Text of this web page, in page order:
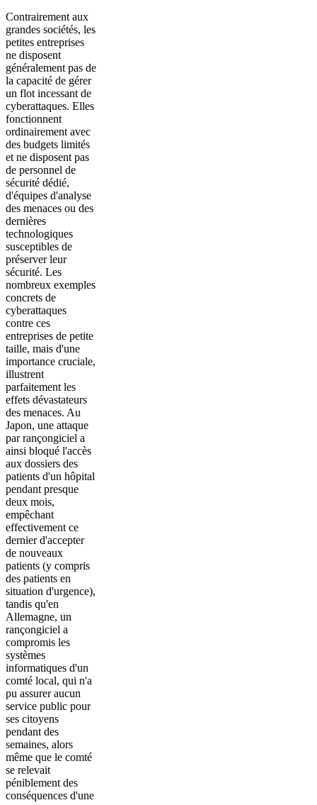
Contrairement aux
grandes sociétés, les
petites entreprises
ne disposent
généralement pas de
la capacité de gérer
un flot incessant de
cyberattaques. Elles
fonctionnent
ordinairement avec
des budgets limités
et ne disposent pas
de personnel de
sécurité dédié,
d'équipes d'analyse
des menaces ou des
dernières
technologiques
susceptibles de
préserver leur
sécurité. Les
nombreux exemples
concrets de
cyberattaques
contre ces
entreprises de petite
taille, mais d'une
importance cruciale,
illustrent
parfaitement les
effets dévastateurs
des menaces. Au
Japon, une attaque
par rançongiciel a
ainsi bloqué l'accès
aux dossiers des
patients d'un hôpital
pendant presque
deux mois,
empêchant
effectivement ce
dernier d'accepter
de nouveaux
patients (y compris
des patients en
situation d'urgence),
tandis qu'en
Allemagne, un
rançongiciel a
compromis les
systèmes
informatiques d'un
comté local, qui n'a
pu assurer aucun
service public pour
ses citoyens
pendant des
semaines, alors
même que le comté
se relevait
péniblement des
conséquences d'une